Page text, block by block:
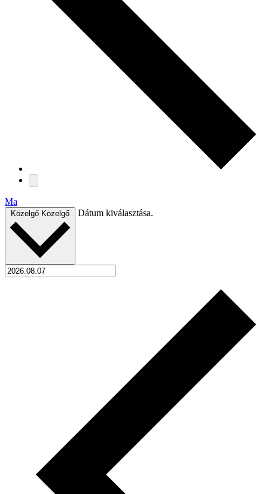
Ma
Közelgő Közelgő Dátum kiválasztása.